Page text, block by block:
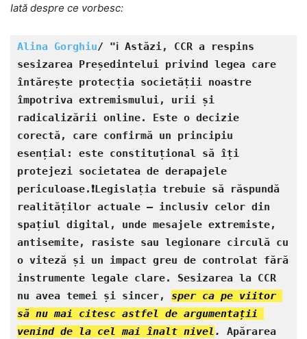
Iată despre ce vorbesc:
Alina Gorghiu/ "ℹ️ Astăzi, CCR a respins
sesizarea Președintelui privind legea care
întărește protecția societății noastre
împotriva extremismului, urii și
radicalizării online. Este o decizie
corectă, care confirmă un principiu
esențial: este constituțional să îți
protejezi societatea de derapajele
periculoase.❗️Legislația trebuie să răspundă
realităților actuale – inclusiv celor din
spațiul digital, unde mesajele extremiste,
antisemite, rasiste sau legionare circulă cu
o viteză și un impact greu de controlat fără
instrumente legale clare. Sesizarea la CCR
nu avea temei și sincer, sper ca pe viitor
să nu mai citesc astfel de argumentații
venind de la cel mai înalt nivel.
Apărarea